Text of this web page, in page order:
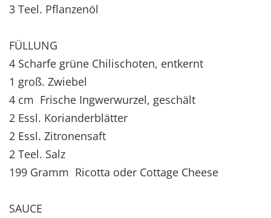
3 Teel. Pflanzenöl
FÜLLUNG
4 Scharfe grüne Chilischoten, entkernt
1 groß. Zwiebel
4 cm Frische Ingwerwurzel, geschält
2 Essl. Korianderblätter
2 Essl. Zitronensaft
2 Teel. Salz
199 Gramm Ricotta oder Cottage Cheese
SAUCE